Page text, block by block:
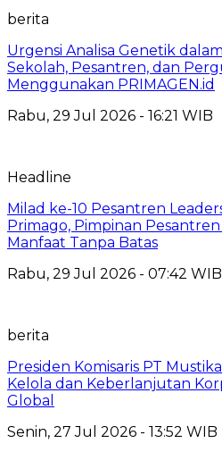
berita
Urgensi Analisa Genetik
Sekolah, Pesantren, dan
Menggunakan PRIMAGEN.id
Rabu, 29 Jul 2026 - 16:21 WIB
Headline
Milad ke-10 Pesantren
Primago, Pimpinan
Manfaat Tanpa Batas
Rabu, 29 Jul 2026 - 07:42 WIB
berita
Presiden Komisaris PT
Kelola dan Keberlanjutan
Global
Senin, 27 Jul 2026 - 13:52 WIB